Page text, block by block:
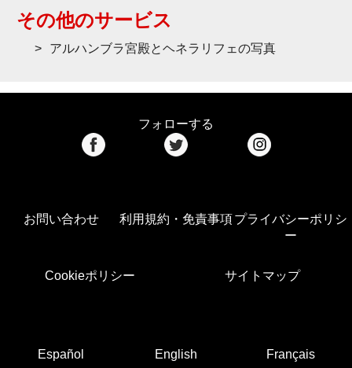
その他のサービス
アルハンブラ宮殿とヘネラリフェの写真
フォローする
お問い合わせ 利用規約・免責事項プライバシーポリシ
ー
Cookieポリシー サイトマップ
Español English Français